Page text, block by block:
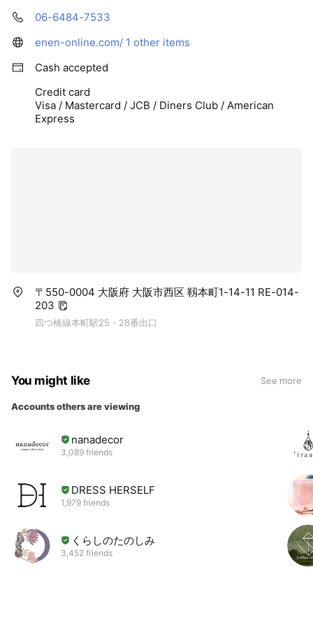
06-6484-7533
enen-online.com/ 1 other items
Cash accepted
Credit card
Visa / Mastercard / JCB / Diners Club / American
Express
〒550-0004 大阪府 大阪市西区 靱本町1-14-11 RE-014-
203
四つ橋線本町駅25・28番出口
You might like See more
Accounts others are viewing
nanadecor
3,089 friends
DRESS HERSELF
1,979 friends
くらしのたのしみ
3,452 friends